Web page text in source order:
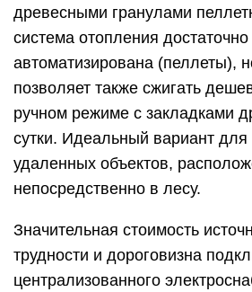
древесными гранулами
система отопления достаточно
автоматизирована (пеллеты),
позволяет также сжигать
ручном режиме с закладками
сутки. Идеальный вариант
удаленных объектов,
непосредственно в лесу.
Значительная стоимость
трудности и дороговизна
централизованного